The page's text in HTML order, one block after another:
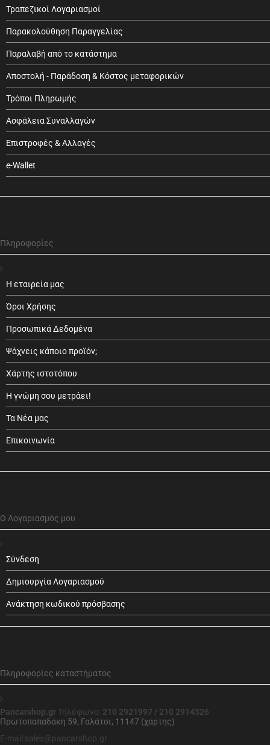
Τραπεζικοί Λογαριασμοί
Παρακολούθηση Παραγγελίας
Παραλαβή από το κατάστημα
Αποστολή - Παράδοση & Κόστος μεταφορικών
Τρόποι Πληρωμής
Ασφάλεια Συναλλαγών
Επιστροφές & Αλλαγές
e-Wallet
Πληροφορίες
Η εταιρεία μας
Όροι Χρήσης
Προσωπικά Δεδομένα
Ψάχνεις κάποιο προϊόν;
Χάρτης ιστοτόπου
Η γνώμη σου μετράει!
Τα Νέα μας
Επικοινωνία
Ο Λογαριασμός μου
Σύνδεση
Δημιουργία Λογαριασμού
Ανάκτηση κωδικού πρόσβασης
Πληροφορίες καταστήματος
Pancarshop.gr Τηλέφωνο: 210 2921997 / 210 2914326
Πρωτοπαπαδάκη 59, Γαλάτσι, 11147 (χάρτης)
E-mail:sales@pancarshop.gr